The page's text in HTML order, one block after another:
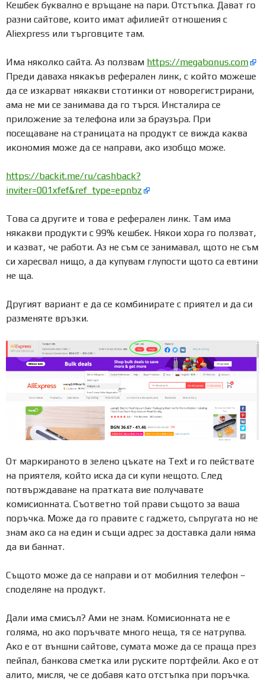
Кешбек буквално е връщане на пари. Отстъпка. Дават го
разни сайтове, които имат афилиейт отношения с
Aliexpress или търговците там.
Има няколко сайта. Аз ползвам https://megabonus.com
Преди даваха някакъв реферален линк, с който можеше
да се изкарват някакви стотинки от новорегистрирани,
ама не ми се занимава да го търся. Инсталира се
приложение за телефона или за браузъра. При
посещаване на страницата на продукт се вижда каква
икономия може да се направи, ако изобщо може.
https://backit.me/ru/cashback?
inviter=001xfef&ref_type=epnbz
Това са другите и това е реферален линк. Там има
някакви продукти с 99% кешбек. Някои хора го ползват,
и казват, че работи. Аз не съм се занимавал, щото не съм
си харесвал нищо, а да купувам глупости щото са евтини
не ща.
Другият вариант е да се комбинирате с приятел и да си
разменяте връзки.
От маркираното в зелено цъкате на Text и го пействате
на приятеля, който иска да си купи нещото. След
потвърждаване на пратката вие получавате
комисионната. Съответно той прави същото за ваша
поръчка. Може да го правите с гаджето, съпругата но не
знам ако са на един и същи адрес за доставка дали няма
да ви баннат.
Същото може да се направи и от мобилния телефон –
споделяне на продукт.
Дали има смисъл? Ами не знам. Комисионната не е
голяма, но ако поръчвате много неща, тя се натрупва.
Ако е от външни сайтове, сумата може да се праща през
пейпал, банкова сметка или руските портфейли. Ако е от
алито, мисля, че се добавя като отстъпка при поръчка.